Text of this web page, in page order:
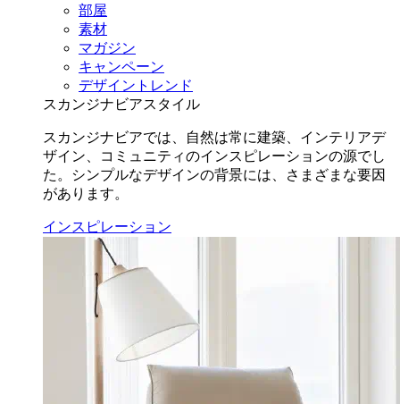
部屋
素材
マガジン
キャンペーン
デザイントレンド
スカンジナビアスタイル
スカンジナビアでは、自然は常に建築、インテリアデ
ザイン、コミュニティのインスピレーションの源でし
た。シンプルなデザインの背景には、さまざまな要因
があります。
インスピレーション